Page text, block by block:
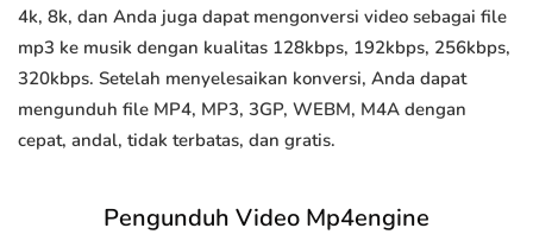
4k, 8k, dan Anda juga dapat mengonversi video sebagai file
mp3 ke musik dengan kualitas 128kbps, 192kbps, 256kbps,
320kbps. Setelah menyelesaikan konversi, Anda dapat
mengunduh file MP4, MP3, 3GP, WEBM, M4A dengan
cepat, andal, tidak terbatas, dan gratis.
Pengunduh Video Mp4engine